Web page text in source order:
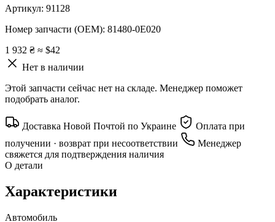
Артикул: 91128
Номер запчасти (OEM): 81480-0E020
1 932 ₴ ≈ $42
Нет в наличии
Этой запчасти сейчас нет на складе. Менеджер поможет
подобрать аналог.
Доставка Новой Почтой по Украине
Оплата при
получении · возврат при несоответствии
Менеджер
свяжется для подтверждения наличия
О детали
Характеристики
Автомобиль